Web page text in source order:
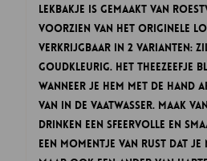
lekbakje is gemaakt van
voorzien van het originele
Verkrijgbaar in 2 varianten:
goudkleurig. Het theezeefje
wanneer je hem met de hand
van in de vaatwasser. Maak
drinken een sfeervolle en
Een momentje van rust dat